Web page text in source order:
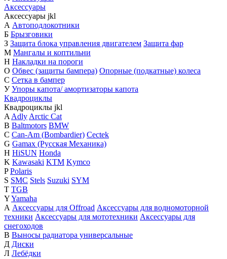
Аксессуары
Аксессуары jkl
А Автоподлокотники
Б Брызговики
З Защита блока управления двигателем Защита фар
М Мангалы и коптильни
Н Накладки на пороги
О Обвес (защиты бампера) Опорные (подкатные) колеса
С Сетка в бампер
У Упоры капота/ амортизаторы капота
Квадроциклы
Квадроциклы jkl
A Adly Arctic Cat
B Baltmotors BMW
C Can-Am (Bombardier) Cectek
G Gamax (Русская Механика)
H HiSUN Honda
K Kawasaki KTM Kymco
P Polaris
S SMC Stels Suzuki SYM
T TGB
YYamaha
А Аксессуары для Offroad Аксессуары для водномоторной
техники Аксессуары для мототехники Аксессуары для
снегоходов
В Выносы радиатора универсальные
Д Диски
Л Лебёдки